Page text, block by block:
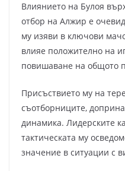
Влиянието на Булоя
отбор на Алжир е
му изяви в ключови
влияе положително на
повишаване на общото
Присъствието му на
съотборниците,
динамика. Лидерските
тактическата му
значение в ситуации с